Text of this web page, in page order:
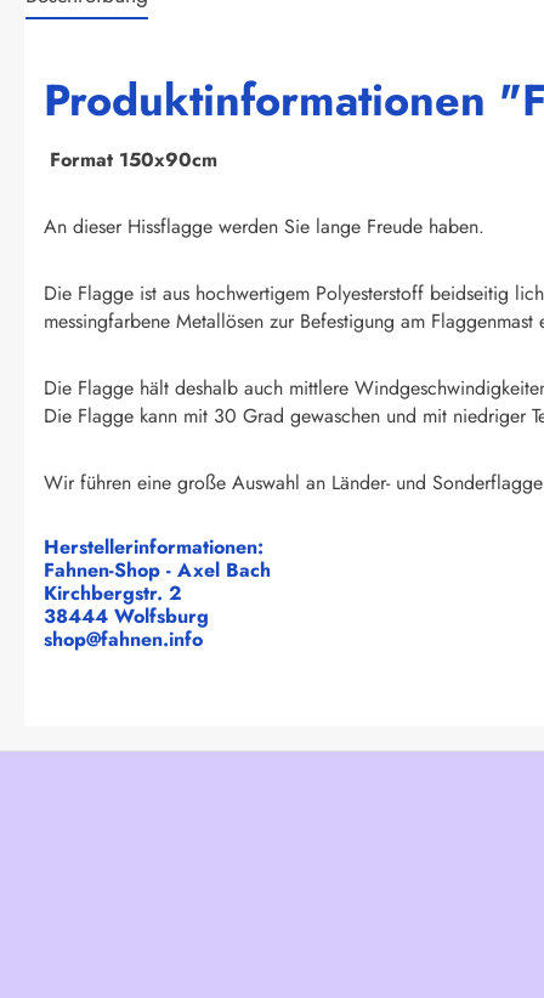
Produktinformationen
Format 150x90cm
An dieser Hissflagge werden Sie lange Freude haben.
Die Flagge ist aus hochwertigem Polyesterstoff beidseitig
messingfarbene Metallösen zur Befestigung am Flaggenmast
Die Flagge hält deshalb auch mittlere
Die Flagge kann mit 30 Grad gewaschen und mit niedriger
Wir führen eine große Auswahl an Länder- und
Herstellerinformationen:
Fahnen-Shop - Axel Bach
Kirchbergstr. 2
38444 Wolfsburg
shop@fahnen.info